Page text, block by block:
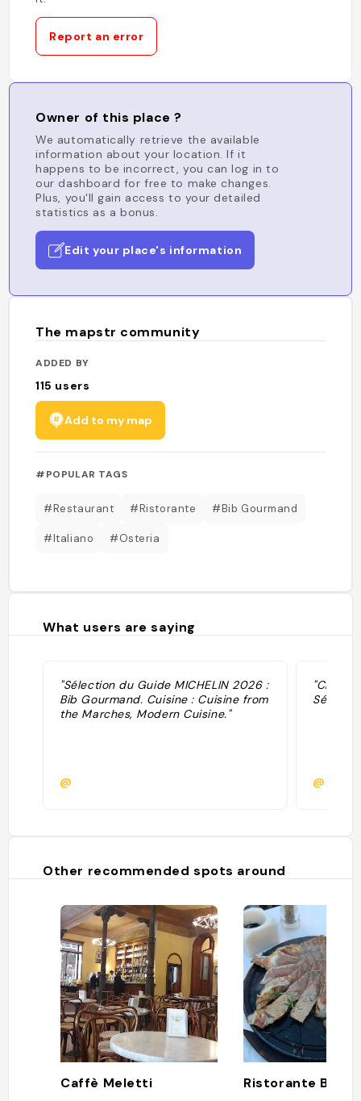
Report an error
Owner of this place ?
We automatically retrieve the available
information about your location. If it
happens to be incorrect, you can log in to
our dashboard for free to make changes.
Plus, you'll gain access to your detailed
statistics as a bonus.
Edit your place's information
The mapstr community
ADDED BY
115 users
Add to my map
#POPULAR TAGS
#Restaurant #Ristorante #Bib Gourmand
#Italiano #Osteria
What users are saying
"Sélection du Guide MICHELIN 2026 :
Bib Gourmand. Cuisine : Cuisine from
the Marches, Modern Cuisine."
@
"Chef :
@
Other recommended spots around
Caffè Meletti